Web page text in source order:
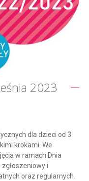
2023
dla dzieci od 3
krokami. We
w ramach Dnia
i
oraz regularnych.